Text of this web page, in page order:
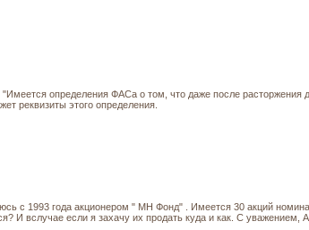
определения ФАСа о том, что даже после расторжения
реквизиты этого определения.
с 1993 года акционером " МН Фонд" . Имеется 30 акций
И вслучае если я захачу их продать куда и как. С уважением,